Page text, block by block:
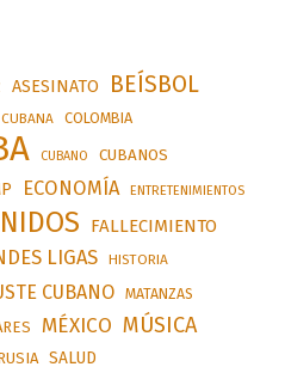
ASESINATO BEÍSBOL
COLOMBIA
CUBANO CUBANOS
ECONOMÍA ENTRETENIMIENTOS
FALLECIMIENTO
LIGAS HISTORIA
CUBANO MATANZAS
MÉXICO MÚSICA
SALUD